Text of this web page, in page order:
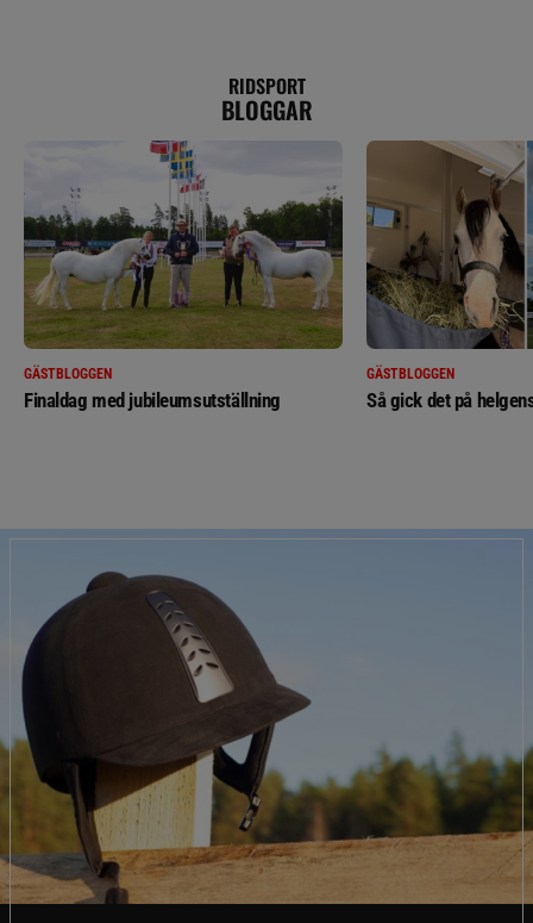
RIDSPORT
BLOGGAR
GÄSTBLOGGEN
Finaldag med jubileumsutställning
GÄSTBLOGGEN
Så gick det på